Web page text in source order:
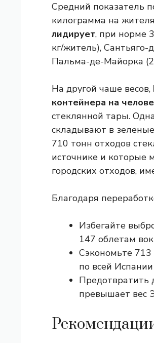
Средний показатель
килограмма на
лидирует, при норме
кг/житель), Сантьяго-
Пальма-де-Майорка
На другой чаше весов,
контейнера на
стеклянной тары.
складывают в
710 тонн отходов
источнике и которые
городских отходов,
Благодаря
Избегайте
147 облетам
Сэкономьте 713
по всей
Предотвратить
превышает вес